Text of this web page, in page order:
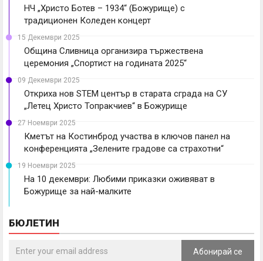
НЧ „Христо Ботев – 1934“ (Божурище) с
традиционен Коледен концерт
15 Декември 2025
Община Сливница организира тържествена
церемония „Спортист на годината 2025“
09 Декември 2025
Откриха нов STEM център в старата сграда на СУ
„Летец Христо Топракчиев“ в Божурище
27 Ноември 2025
Кметът на Костинброд участва в ключов панел на
конференцията „Зелените градове са страхотни“
19 Ноември 2025
На 10 декември: Любими приказки оживяват в
Божурище за най-малките
БЮЛЕТИН
Абонирай се